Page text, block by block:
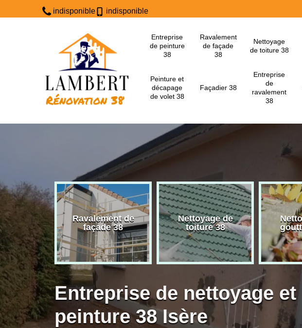
indisponible indisponible
Entreprise
de peinture
38
Ravalement
de façade
38
Nettoyage
de toiture 38
Peinture et
décapage
de volet 38
Façadier 38
Entreprise
de
ravalement
38
de
38
Ravalement de
façade 38
Nettoyage de
toiture 38
Entreprise de nettoyage et
peinture 38 Isère